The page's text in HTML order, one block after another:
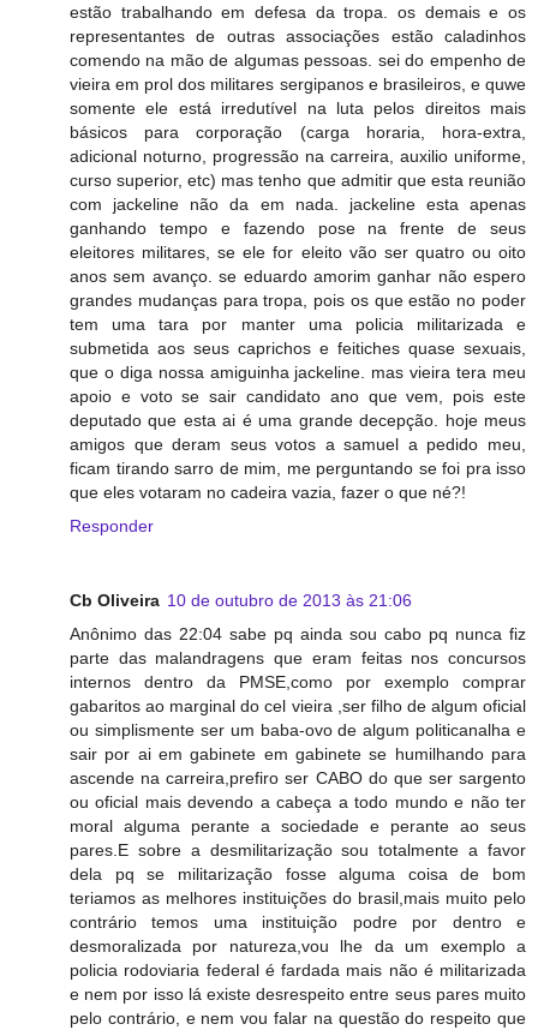
estão trabalhando em defesa da tropa. os demais e os
representantes de outras associações estão caladinhos
comendo na mão de algumas pessoas. sei do empenho de
vieira em prol dos militares sergipanos e brasileiros, e quwe
somente ele está irredutível na luta pelos direitos mais
básicos para corporação (carga horaria, hora-extra,
adicional noturno, progressão na carreira, auxilio uniforme,
curso superior, etc) mas tenho que admitir que esta reunião
com jackeline não da em nada. jackeline esta apenas
ganhando tempo e fazendo pose na frente de seus
eleitores militares, se ele for eleito vão ser quatro ou oito
anos sem avanço. se eduardo amorim ganhar não espero
grandes mudanças para tropa, pois os que estão no poder
tem uma tara por manter uma policia militarizada e
submetida aos seus caprichos e feitiches quase sexuais,
que o diga nossa amiguinha jackeline. mas vieira tera meu
apoio e voto se sair candidato ano que vem, pois este
deputado que esta ai é uma grande decepção. hoje meus
amigos que deram seus votos a samuel a pedido meu,
ficam tirando sarro de mim, me perguntando se foi pra isso
que eles votaram no cadeira vazia, fazer o que né?!
Responder
Cb Oliveira 10 de outubro de 2013 às 21:06
Anônimo das 22:04 sabe pq ainda sou cabo pq nunca fiz
parte das malandragens que eram feitas nos concursos
internos dentro da PMSE,como por exemplo comprar
gabaritos ao marginal do cel vieira ,ser filho de algum oficial
ou simplismente ser um baba-ovo de algum politicanalha e
sair por ai em gabinete em gabinete se humilhando para
ascende na carreira,prefiro ser CABO do que ser sargento
ou oficial mais devendo a cabeça a todo mundo e não ter
moral alguma perante a sociedade e perante ao seus
pares.E sobre a desmilitarização sou totalmente a favor
dela pq se militarização fosse alguma coisa de bom
teriamos as melhores instituições do brasil,mais muito pelo
contrário temos uma instituição podre por dentro e
desmoralizada por natureza,vou lhe da um exemplo a
policia rodoviaria federal é fardada mais não é militarizada
e nem por isso lá existe desrespeito entre seus pares muito
pelo contrário, e nem vou falar na questão do respeito que